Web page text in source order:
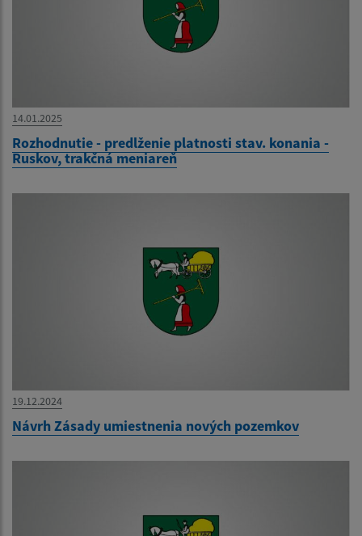
14.01.2025
Rozhodnutie - predlženie platnosti stav. konania -
Ruskov, trakčná meniareň
19.12.2024
Návrh Zásady umiestnenia nových pozemkov